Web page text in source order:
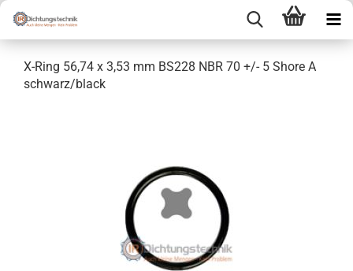
X-Ring 56,74 x 3,53 mm BS228 NBR 70 +/- 5 Shore A
schwarz/black